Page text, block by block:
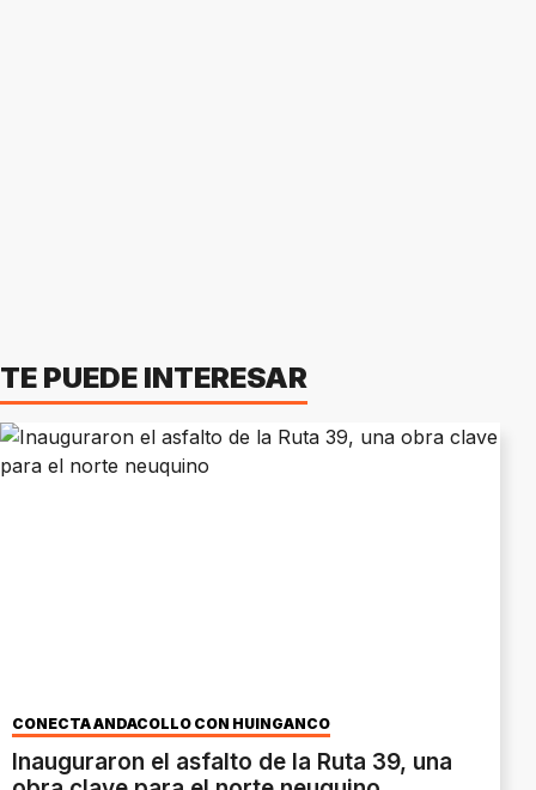
TE PUEDE INTERESAR
CONECTA ANDACOLLO CON HUINGANCO
Inauguraron el asfalto de la Ruta 39, una